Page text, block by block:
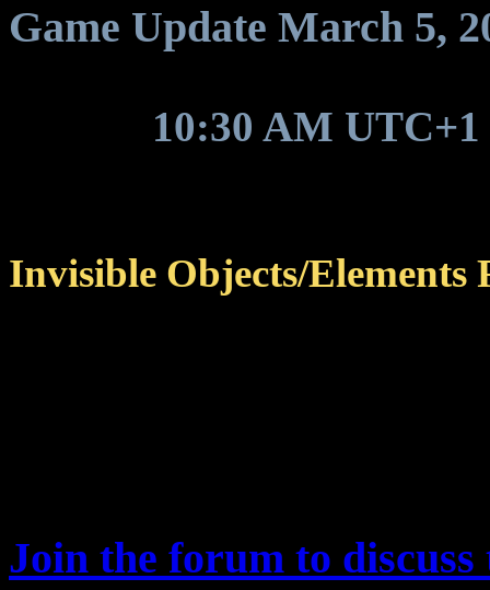
Game Update March 5,
10:30 AM UTC+1
Invisible Objects/Elements
Join the forum to